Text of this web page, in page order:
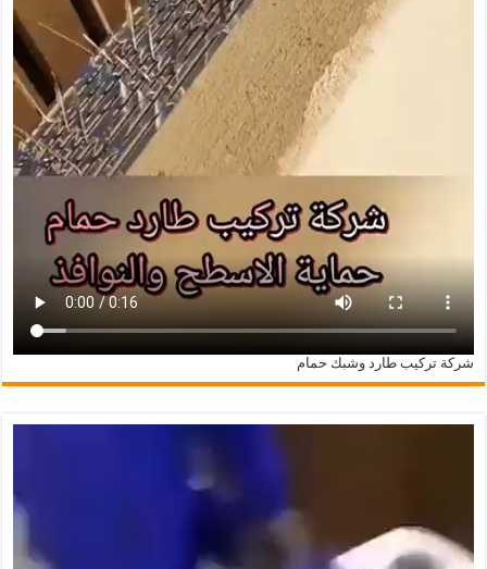
شركة تركيب طارد وشبك حمام